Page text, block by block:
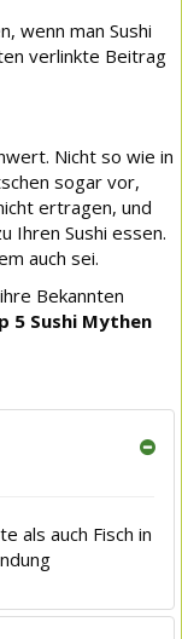
wenn man Sushi
verlinkte Beitrag
Nicht so wie in
sogar vor,
ertragen, und
Ihren Sushi essen.
auch sei.
Bekannten
5 Sushi Mythen
als auch Fisch in